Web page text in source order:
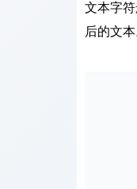
文本字
后的文本